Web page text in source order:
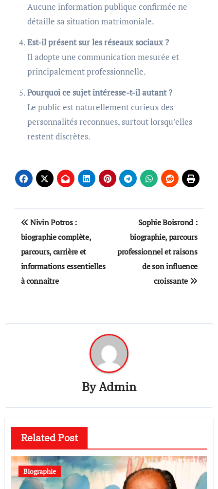
Aucune information publique confirmée ne
détaille sa situation matrimoniale.
Est-il présent sur les réseaux sociaux ?
Il adopte une communication mesurée et
principalement professionnelle.
Pourquoi ce sujet intéresse-t-il autant ?
Le public est naturellement curieux des
personnalités reconnues, surtout lorsqu’elles
restent discrètes.
Post
navigation
Nivin Potros :
biographie complète,
parcours, carrière et
informations essentielles
à connaître
Sophie Boisrond :
biographie, parcours
professionnel et raisons
de son influence
croissante
ByAdmin
Related Post
Biographie